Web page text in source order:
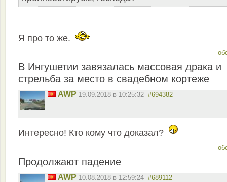
Я про то же.
В Ингушетии завязалась массовая драка и
стрельба за место в свадебном кортеже
AWP 19.09.2018 в 10:25:32 #694382
Интересно! Кто кому что доказал?
Продолжают падение
AWP 10.08.2018 в 12:59:24 #689112